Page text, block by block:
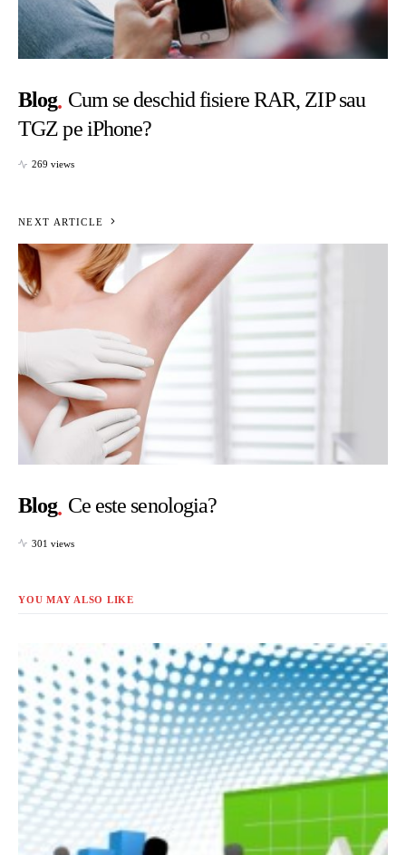
Blog Cum se deschid fisiere RAR, ZIP sau
TGZ pe iPhone?
269 views
NEXT ARTICLE
Blog Ce este senologia?
301 views
YOU MAY ALSO LIKE